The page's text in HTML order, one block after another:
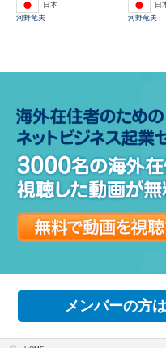
日本
河野竜夫
日
河野竜夫
メンバーの方